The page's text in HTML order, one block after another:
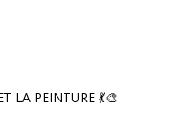
LA PEINTURE 💃🎨